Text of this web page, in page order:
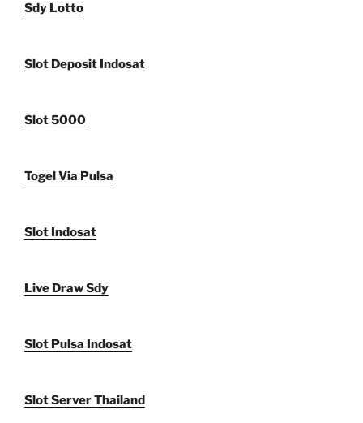
Sdy Lotto
Slot Deposit Indosat
Slot 5000
Togel Via Pulsa
Slot Indosat
Live Draw Sdy
Slot Pulsa Indosat
Slot Server Thailand